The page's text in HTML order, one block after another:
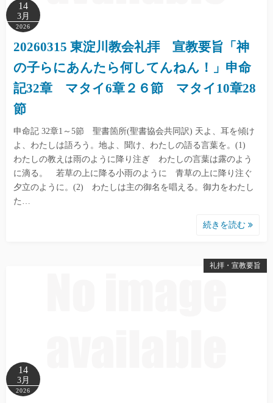
14
3月
2026
20260315 東淀川教会礼拝 宣教要旨「神
の子らにあんたら何してんねん！」申命
記32章 マタイ6章２６節 マタイ10章28
節
申命記 32章1～5節 聖書箇所(聖書協会共同訳) 天よ、耳を傾け
よ、わたしは語ろう。地よ、聞け、わたしの語る言葉を。(1)
わたしの教えは雨のように降り注ぎ わたしの言葉は露のよう
に滴る。 若草の上に降る小雨のように 青草の上に降り注ぐ
夕立のように。(2) わたしは主の御名を唱える。御力をわたし
た…
続きを読む
礼拝・宣教要旨
14
3月
2026